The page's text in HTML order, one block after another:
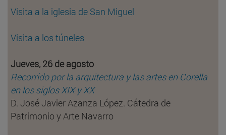
Visita a la iglesia de San Miguel
Visita a los túneles
Jueves, 26 de agosto
Recorrido por la arquitectura y las artes en Corella
en los siglos XIX y XX
D. José Javier Azanza López. Cátedra de
Patrimonio y Arte Navarro